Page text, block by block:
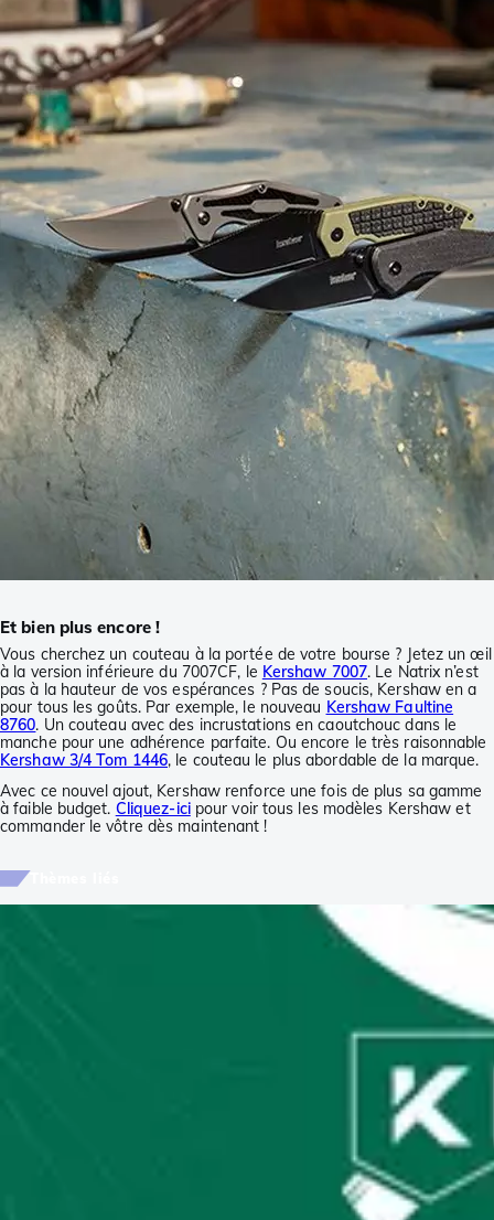
Et bien plus encore !
Vous cherchez un couteau à la portée de votre bourse ? Jetez un œil
à la version inférieure du 7007CF, le Kershaw 7007. Le Natrix n’est
pas à la hauteur de vos espérances ? Pas de soucis, Kershaw en a
pour tous les goûts. Par exemple, le nouveau Kershaw Faultine
8760. Un couteau avec des incrustations en caoutchouc dans le
manche pour une adhérence parfaite. Ou encore le très raisonnable
Kershaw 3/4 Tom 1446, le couteau le plus abordable de la marque.
Avec ce nouvel ajout, Kershaw renforce une fois de plus sa gamme
à faible budget. Cliquez-icipour voir tous les modèles Kershaw et
commander le vôtre dès maintenant !